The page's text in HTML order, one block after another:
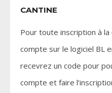
CANTINE
Pour toute inscription à
compte sur le logiciel BL
recevrez un code pour
compte et faire